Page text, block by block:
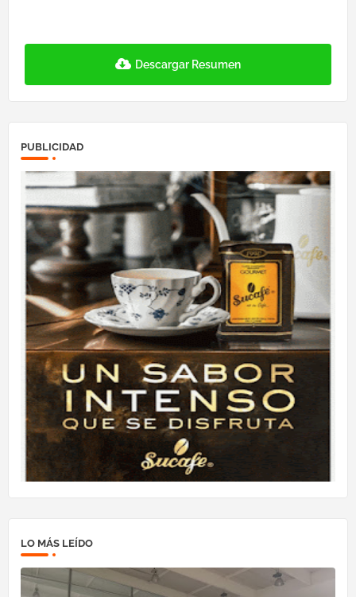
Descargar Resumen
PUBLICIDAD
LO MÁS LEÍDO